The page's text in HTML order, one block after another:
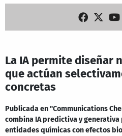
La IA permite diseñar
que actúan
concretas
Publicada en "Communications
combina IA predictiva y generativa
entidades químicas con efectos